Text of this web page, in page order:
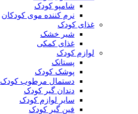
شامپو کودک
نرم کننده موی کودکان
غذای کودک
شیر خشک
غذای کمکی
لوازم کودک
پستانک
پوشک کودک
دستمال مرطوب کودک
دندان گیر کودک
سایر لوازم کودک
فین گیر کودک